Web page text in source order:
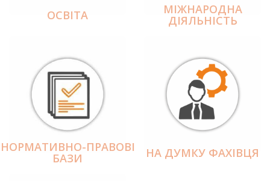
ОСВІТА МІЖНАРОДНА
ДІЯЛЬНІCТЬ
НОРМАТИВНО-ПРАВОВІ
БАЗИ НА ДУМКУ ФАХІВЦЯ